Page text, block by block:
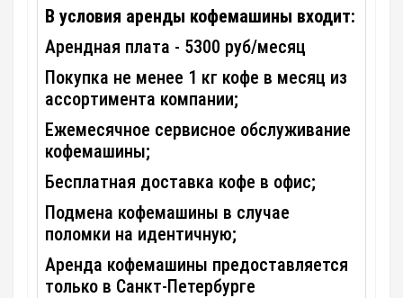
В условия аренды кофемашины входит:
Арендная плата - 5300 руб/месяц
Покупка не менее 1 кг кофе в месяц из
ассортимента компании;
Ежемесячное сервисное обслуживание
кофемашины;
Бесплатная доставка кофе в офис;
Подмена кофемашины в случае
поломки на идентичную;
Аренда кофемашины предоставляется
только в Санкт-Петербурге